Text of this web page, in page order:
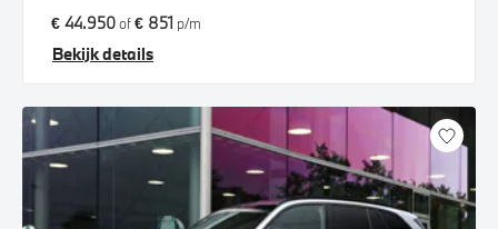
€ 44.950of€ 851 p/m
Bekijk details